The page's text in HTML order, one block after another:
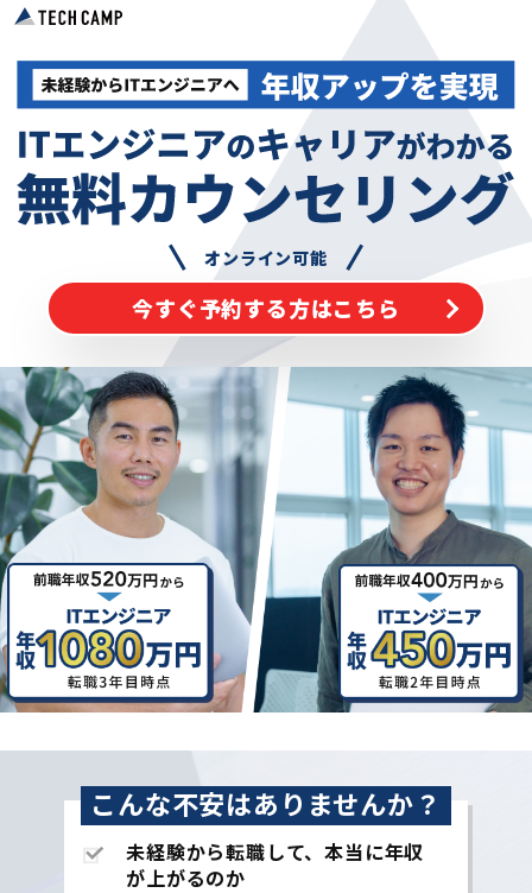
オンライン可能
今すぐ予約する方はこちら
こんな不安はありませんか？
未経験から転職して、本当に年収
が上がるのか